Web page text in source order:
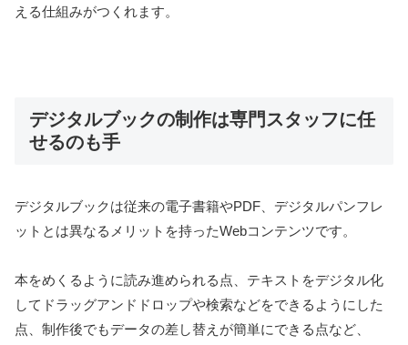
える仕組みがつくれます。
デジタルブックの制作は専門スタッフに任
せるのも手
デジタルブックは従来の電子書籍やPDF、デジタルパンフレ
ットとは異なるメリットを持ったWebコンテンツです。
本をめくるように読み進められる点、テキストをデジタル化
してドラッグアンドドロップや検索などをできるようにした
点、制作後でもデータの差し替えが簡単にできる点など、